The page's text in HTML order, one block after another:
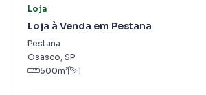
perto todo o potencial deste incrível
Loja para Venda em região valorizada
Antônio, em Osasco. Não encontrou o
Loja
Loja à Venda em Pestana
Pestana
Osasco, SP
500m² 1